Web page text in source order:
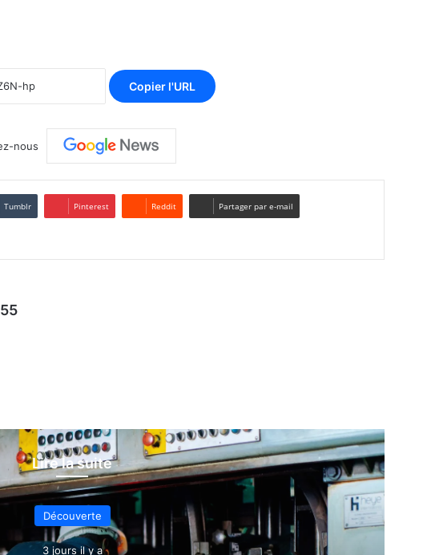
Copier l'URL
nous
Tumblr Pinterest Reddit Partager par e-mail
Lire la suite
Découverte
3 jours il y a